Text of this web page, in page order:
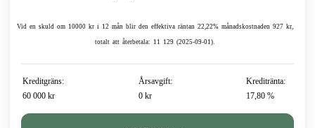
Vid en skuld om 10000 kr i 12 mån blir den effektiva räntan 22,22% månadskostnaden 927 kr,
totalt att återbetala: 11 129 (2025-09-01).
Kreditgräns:
60 000 kr
Årsavgift:
0 kr
Kreditränta:
17,80 %